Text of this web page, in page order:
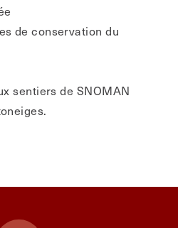
de conservation du
sentiers de SNOMAN